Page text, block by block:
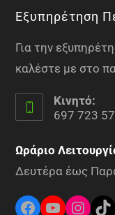
Εξυπηρέτηση
Για την
καλέστε με στο
Κινητό:
697 723
Ωράριο
Δευτέρα έως